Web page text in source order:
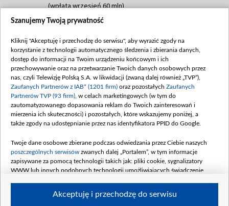
(wpłata wrzesień 60 mln)
Dofinansowanie 635 783 051,21 PLN
(wpłata wrzesień 100 mln, październik 350
mln, listopad 265 mln)
Dofinansowanie 48 862 000,00 PLN
Data podpisania umowy: GRUDZIEŃ 2025
(wpłata grudzień 60,548 mln)
Dofinansowanie 900 000 000,00 PLN
Data podpisania umowy: LUTY 2026 (wpłata
kwiecień 180 mln, 7 maja 180 mln, 8
czerwca 90 mln)
Dofinansowanie 250 000 000,00 PLN
4 sierpnia 250 mln
Szanujemy Twoją prywatność
Kliknij "Akceptuję i przechodzę do serwisu", aby wyrazić zgody na
korzystanie z technologii automatycznego śledzenia i zbierania danych,
dostęp do informacji na Twoim urządzeniu końcowym i ich
przechowywanie oraz na przetwarzanie Twoich danych osobowych przez
nas, czyli Telewizję Polską S.A. w likwidacji (zwaną dalej również „TVP”),
Zaufanych Partnerów z IAB* (1201 firm) oraz pozostałych Zaufanych
Partnerów TVP (93 firm) , w celach marketingowych (w tym do
zautomatyzowanego dopasowania reklam do Twoich zainteresowań i
mierzenia ich skuteczności) i pozostałych, które wskazujemy poniżej, a
także zgody na udostępnianie przez nas identyfikatora PPID do Google.
Twoje dane osobowe zbierane podczas odwiedzania przez Ciebie naszych
poszczególnych serwisów zwanych dalej „Portalem”, w tym informacje
zapisywane za pomocą technologii takich jak: pliki cookie, sygnalizatory
WWW lub innych podobnych technologii umożliwiających świadczenie
Akceptuję i przechodzę do serwisu